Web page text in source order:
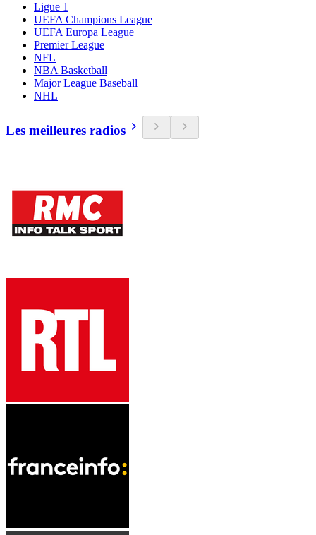
Ligue 1
UEFA Champions League
UEFA Europa League
Premier League
NFL
NBA Basketball
Major League Baseball
NHL
Les meilleures radios